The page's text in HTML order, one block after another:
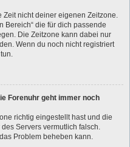
nicht deiner eigenen Zeitzone.
Bereich“ die für dich passende
Die Zeitzone kann dabei nur
Wenn du noch nicht registriert
Forenuhr geht immer noch
richtig eingestellt hast und die
Servers vermutlich falsch.
Problem beheben kann.